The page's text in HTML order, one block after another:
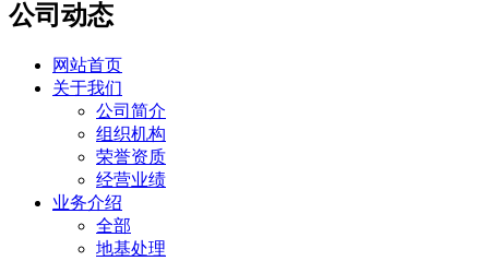
公司动态
网站首页
关于我们
公司简介
组织机构
荣誉资质
经营业绩
业务介绍
全部
地基处理